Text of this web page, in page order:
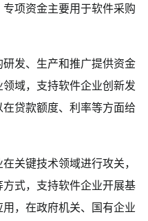
项资金主要用于软件采购
发、生产和推广提供资金
域，支持软件企业创新发
贷款额度、利率等方面给
关键技术领域进行攻关，
式，支持软件企业开展基
，在政府机关、国有企业